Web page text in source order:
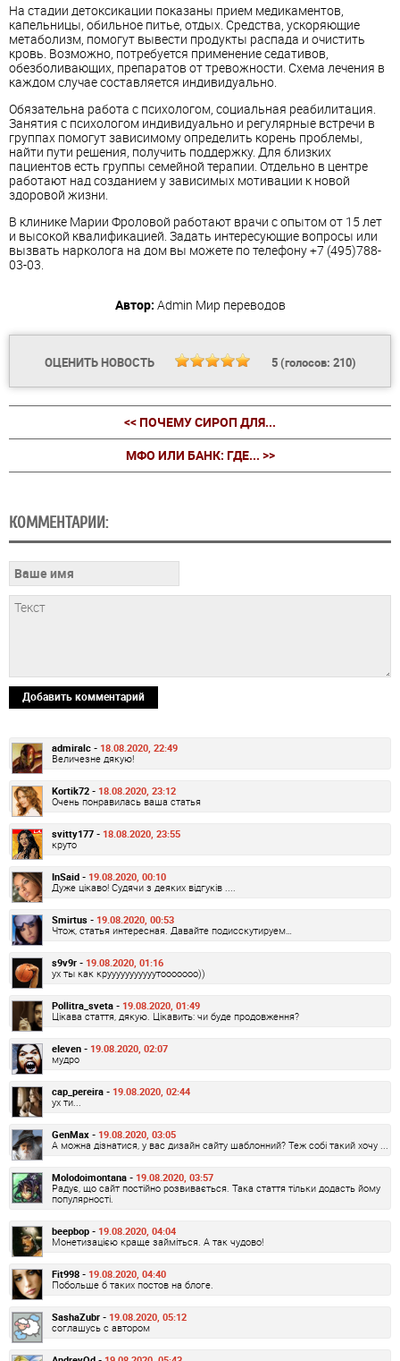
На стадии детоксикации показаны прием медикаментов,
капельницы, обильное питье, отдых. Средства, ускоряющие
метаболизм, помогут вывести продукты распада и очистить
кровь. Возможно, потребуется применение седативов,
обезболивающих, препаратов от тревожности. Схема лечения в
каждом случае составляется индивидуально.
Обязательна работа с психологом, социальная реабилитация.
Занятия с психологом индивидуально и регулярные встречи в
группах помогут зависимому определить корень проблемы,
найти пути решения, получить поддержку. Для близких
пациентов есть группы семейной терапии. Отдельно в центре
работают над созданием у зависимых мотивации к новой
здоровой жизни.
В клинике Марии Фроловой работают врачи с опытом от 15 лет
и высокой квалификацией. Задать интересующие вопросы или
вызвать нарколога на дом вы можете по телефону +7 (495)788-
03-03.
Автор: Admin Мир переводов
ОЦЕНИТЬ НОВОСТЬ 5(голосов: 210)
<< ПОЧЕМУ СИРОП ДЛЯ...
МФО ИЛИ БАНК: ГДЕ... >>
КОММЕНТАРИИ:
Добавить комментарий
admiralc - 18.08.2020, 22:49
Величезне дякую!
Kortik72 - 18.08.2020, 23:12
Очень понравилась ваша статья
svitty177 - 18.08.2020, 23:55
круто
InSaid - 19.08.2020, 00:10
Дуже цікаво! Судячи з деяких відгуків ....
Smirtus - 19.08.2020, 00:53
Чтож, статья интересная. Давайте подисскутируем…
s9v9r - 19.08.2020, 01:16
ух ты как крууууууууууутооооооо))
Pollitra_sveta - 19.08.2020, 01:49
Цікава стаття, дякую. Цікавить: чи буде продовження?
eIeven - 19.08.2020, 02:07
мудро
cap_pereira - 19.08.2020, 02:44
ух ти...
GenMax - 19.08.2020, 03:05
А можна дізнатися, у вас дизайн сайту шаблонний? Теж собі такий хочу ...
Molodoimontana - 19.08.2020, 03:57
Радує, що сайт постійно розвивається. Така стаття тільки додасть йому
популярності.
beepbop - 19.08.2020, 04:04
Монетизацією краще займіться. А так чудово!
Fit998 - 19.08.2020, 04:40
Побольше б таких постов на блоге.
SashaZubr - 19.08.2020, 05:12
соглашусь с автором